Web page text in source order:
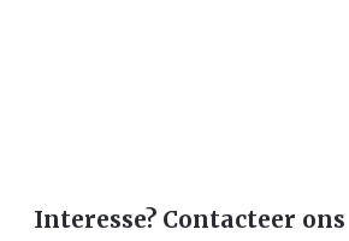
Interesse? Contacteer ons